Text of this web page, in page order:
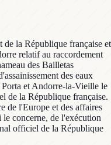
la République française et
relatif au raccordement
des Bailletas
des eaux
Porta et Andorre-la-Vieille le
de la République française.
de l'Europe et des affaires
le concerne, de l'exécution
officiel de la République